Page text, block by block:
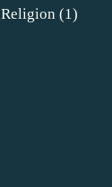
Religion (1)